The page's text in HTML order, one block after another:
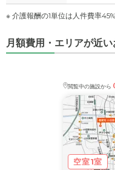
※ 介護報酬の1単位は人件費率
月額費用・エリアが近
閲覧中の施設から
空室1室